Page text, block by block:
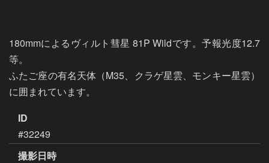
180mmによるヴィルト彗星 81P Wildです。予報光度12.7
等。
ふたご座の有名天体（M35、クラゲ星雲、モンキー星雲）
に囲まれています。
ID
#32249
撮影日時